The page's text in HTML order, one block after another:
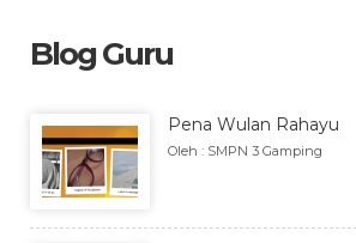
Blog Guru
Pena Wulan Rahayu
Oleh : SMPN 3 Gamping